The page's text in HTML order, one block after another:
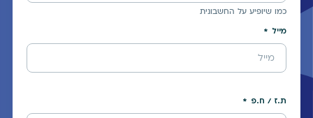
כמו שיופיע על החשבונית
מייל
ת.ז / ח.פ